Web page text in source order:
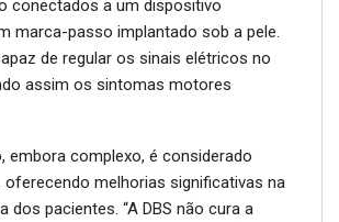
conectados a um dispositivo
marca-passo implantado sob a pele.
de regular os sinais elétricos no
assim os sintomas motores
embora complexo, é considerado
oferecendo melhorias significativas na
dos pacientes. “A DBS não cura a